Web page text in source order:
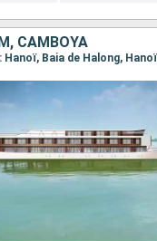
CAMBOYA